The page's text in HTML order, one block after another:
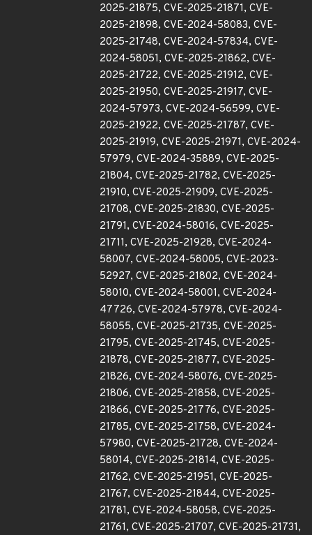
2025-21875, CVE-2025-21871, CVE-
2025-21898, CVE-2024-58083, CVE-
2025-21748, CVE-2024-57834, CVE-
2024-58051, CVE-2025-21862, CVE-
2025-21722, CVE-2025-21912, CVE-
2025-21950, CVE-2025-21917, CVE-
2024-57973, CVE-2024-56599, CVE-
2025-21922, CVE-2025-21787, CVE-
2025-21919, CVE-2025-21971, CVE-2024-
57979, CVE-2024-35889, CVE-2025-
21804, CVE-2025-21782, CVE-2025-
21910, CVE-2025-21909, CVE-2025-
21708, CVE-2025-21830, CVE-2025-
21791, CVE-2024-58016, CVE-2025-
21711, CVE-2025-21928, CVE-2024-
58007, CVE-2024-58005, CVE-2023-
52927, CVE-2025-21802, CVE-2024-
58010, CVE-2024-58001, CVE-2024-
47726, CVE-2024-57978, CVE-2024-
58055, CVE-2025-21735, CVE-2025-
21795, CVE-2025-21745, CVE-2025-
21878, CVE-2025-21877, CVE-2025-
21826, CVE-2024-58076, CVE-2025-
21806, CVE-2025-21858, CVE-2025-
21866, CVE-2025-21776, CVE-2025-
21785, CVE-2025-21758, CVE-2024-
57980, CVE-2025-21728, CVE-2024-
58014, CVE-2025-21814, CVE-2025-
21762, CVE-2025-21951, CVE-2025-
21767, CVE-2025-21844, CVE-2025-
21781, CVE-2024-58058, CVE-2025-
21761, CVE-2025-21707, CVE-2025-21731,